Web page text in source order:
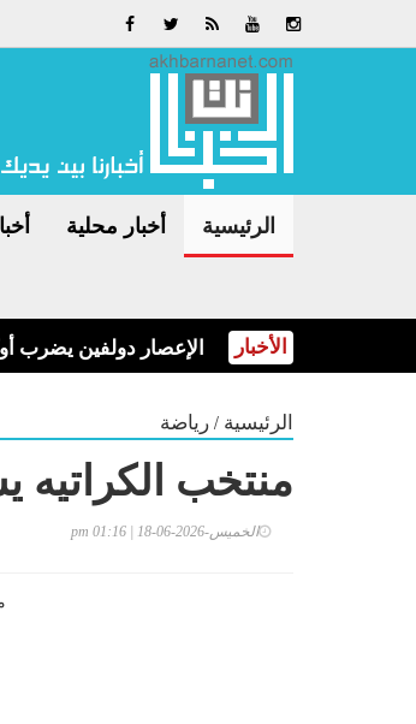
الرئيسية أخبار محلية
الأخبار الإعصار دولفين يضرب
الرئيسية / رياضة
منتخب الكراتيه
الخميس-2026-06-18 | 01:16 pm